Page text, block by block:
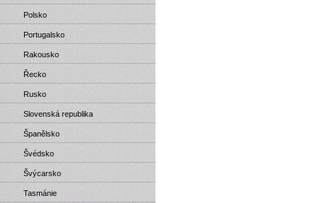
Polsko
Portugalsko
Rakousko
Řecko
Rusko
Slovenská republika
Španělsko
Švédsko
Švýcarsko
Tasmánie